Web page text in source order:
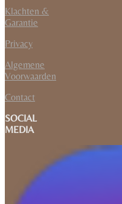
Klachten &
Garantie
Privacy
Algemene
Voorwaarden
Contact
SOCIAL
MEDIA